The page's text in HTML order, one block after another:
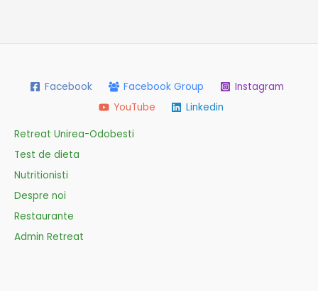
Facebook Facebook Group
Instagram
YouTube
Linkedin
Retreat Unirea-Odobesti
Test de dieta
Nutritionisti
Despre noi
Restaurante
Admin Retreat